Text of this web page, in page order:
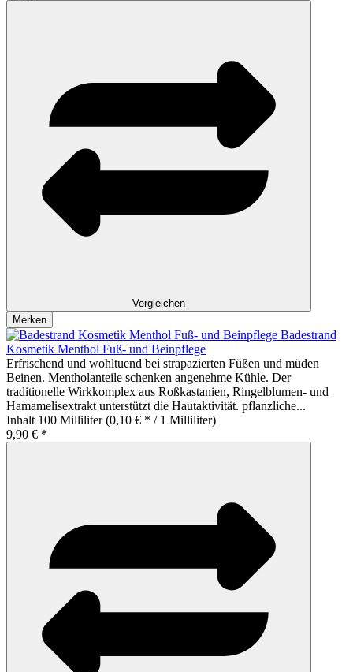
Vergleichen
Merken
Badestrand
Kosmetik Menthol Fuß- und Beinpflege
Erfrischend und wohltuend bei strapazierten Füßen und müden
Beinen. Mentholanteile schenken angenehme Kühle. Der
traditionelle Wirkkomplex aus Roßkastanien, Ringelblumen- und
Hamamelisextrakt unterstützt die Hautaktivität. pflanzliche...
Inhalt 100 Milliliter(0,10 € * / 1 Milliliter)
9,90 € *